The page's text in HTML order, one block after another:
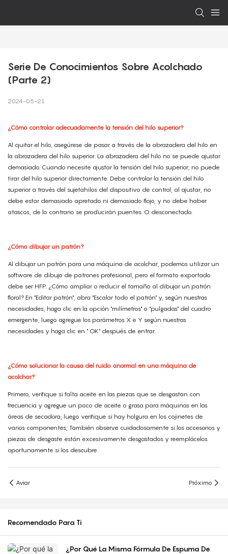
Serie De Conocimientos Sobre Acolchado
(Parte 2)
2024-05-21
¿Cómo controlar adecuadamente la tensión del hilo superior?
Al quitar el hilo, asegúrese de pasar a través de la abrazadera del hilo en
la abrazadera del hilo superior. La abrazadera del hilo no se puede ajustar
demasiado. Cuando necesite ajustar la tensión del hilo superior, no puede
tirar del hilo superior directamente. Debe controlar la tensión del hilo
superior a través del sujetahilos del dispositivo de control; al ajustar, no
debe estar demasiado apretado ni demasiado flojo, y no debe haber
atascos, de lo contrario se producirán puentes. O desconectado.
¿Cómo dibujar un patrón?
Al dibujar un patrón para una máquina de acolchar, podemos utilizar un
software de dibujo de patrones profesional, pero el formato exportado
debe ser HFP. ¿Cómo ampliar o reducir el tamaño al dibujar un patrón
floral? En "Editar patrón", abra "Escalar todo el patrón" y, según nuestras
necesidades, haga clic en la opción "milímetros" o "pulgadas" del cuadro
emergente, luego agregue los parámetros X e Y según nuestras
necesidades y haga clic en " OK" después de entrar.
¿Cómo solucionar la causa del ruido anormal en una máquina de
acolchar?
Primero, verifique si falta aceite en las piezas que se desgastan con
frecuencia y agregue un poco de aceite o grasa para máquinas en las
áreas de secadora; luego verifique si hay holgura en los cojinetes de
varios componentes; También observe cuidadosamente si los accesorios y
piezas de desgaste están excesivamente desgastados y reemplácelos
oportunamente si los descubre.
Aviar Próximo
Recomendado Para Ti
¿Por Qué La Misma Fórmula De Espuma De